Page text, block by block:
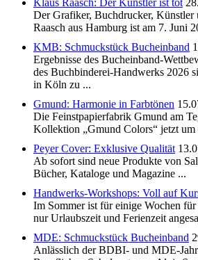
Klaus Raasch: Der Künstler ist tot
Der Grafiker, Buchdrucker, Künstler
Raasch aus Hamburg ist am 7. Juni
KMB: Schmuckstück Bucheinband
Ergebnisse des Bucheinband-
des Buchbinderei-Handwerks 2026
in Köln zu ...
Gmund: Harmonie in Farbtönen
Die Feinstpapierfabrik Gmund am
Kollektion „Gmund Colors“ jetzt um
Peyer Cover: Exklusive Qualität
Ab sofort sind neue Produkte von
Bücher, Kataloge und Magazine ...
Handwerks-Workshops: Voll auf
Im Sommer ist für einige Wochen
nur Urlaubszeit und Ferienzeit
MDE: Schmuckstück Bucheinband
Anlässlich der BDBI- und MDE-